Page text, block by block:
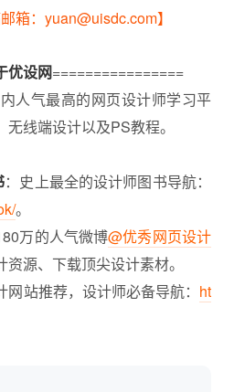
箱：yuan@uisdc.com】
优设网================
人气最高的网页设计师学习平
线端设计以及PS教程。
：史上最全的设计师图书导航：
。
万的人气微博@优秀网页设计
源、下载顶尖设计素材。
网站推荐，设计师必备导航： ht